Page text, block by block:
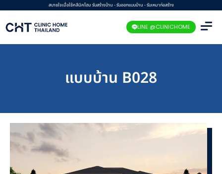
content
สบายใจเมื่อใช้คลีนิคโฮม รับสร้างบ้าน - รับออกแบบบ้าน - รับเหมาก่อสร้าง
LINE @CLINICHOME
แบบบ้าน B028